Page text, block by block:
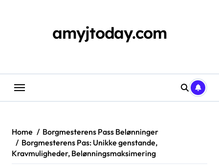
amyjtoday.com
Home
Borgmesterens Pass Belønninger
Borgmesterens Pas: Unikke genstande,
Kravmuligheder, Belønningsmaksimering